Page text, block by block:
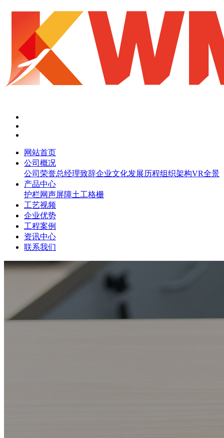
网站首页
公司概况
公司荣誉总经理致辞企业文化发展历程组织架构VR全景
产品中心
护栏网声屏障土工格栅
工艺视频
企业优势
工程案例
资讯中心
联系我们